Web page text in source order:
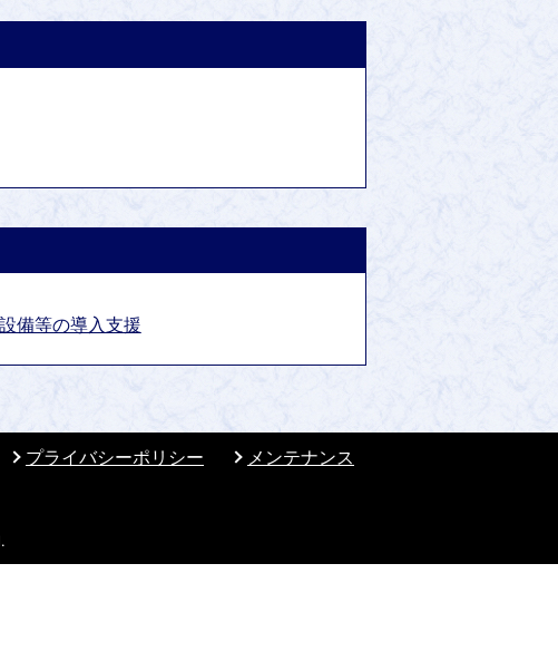
備等の導入支援
プライバシーポリシー
メンテナンス